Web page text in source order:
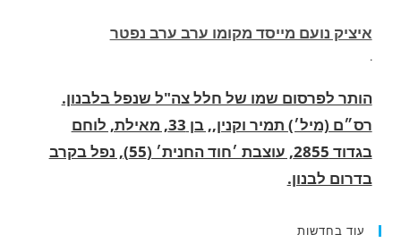
הותר לפרסום שמו של חלל צה"ל שנפל בלבנון.
בגדוד 2855, עוצבת ׳חוד החנית׳ (55), נפל בקרב
בדרום לבנון.
.
החופשה המשפחתית שהפכה למסע גניבות: הוגשו
למסע גניבות באילת.
עוד בחדשות